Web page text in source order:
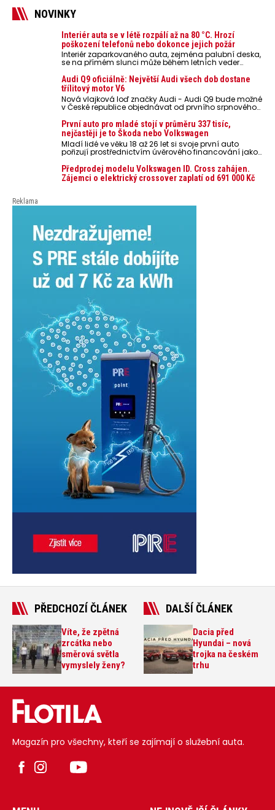
NOVINKY
Interiér auta se v létě rozpálí až na 80 °C. Hrozí
poškození telefonů nebo dokonce jejich požár
Interiér zaparkovaného auta, zejména palubní deska,
se na přímém slunci může během letních veder
nebezpečí pro odložené mobilní telefony, powerbanky
nebo notebooky. Můžou urychlit stárnutí baterií,
poškodit elektroniku a ve výjimečných případech i
zvýšit riziko požáru.
Audi Q9 oficiálně: Největší Audi všech dob dostane
třílitový motor V6
Nová vlajková loď značky Audi - Audi Q9 bude možné
v České republice objednávat od prvního srpnového
První auto pro mladé stojí v průměru 337 tisíc,
nejčastěji je to Škoda nebo Volkswagen
Mladí lidé ve věku 18 až 26 let si svoje první auto
pořizují prostřednictvím úvěrového financování jako
auto. Průměrná pořizovací cena vozu dosahuje 337
tisíc korun a průměrná financovaná částka
přesahuje 251 tisíc korun. Vyplývá to z dat Leasingu
Předprodej modelu Volkswagen ID. Cross zahájen.
Zájemci o elektrický crossover zaplatí od 691 000 Kč
Reklama
PŘEDCHOZÍ ČLÁNEK
Víte, že zpětná
zrcátka nebo
směrová světla
vymyslely ženy?
DALŠÍ ČLÁNEK
Dacia před
Hyundai – nová
trojka na českém
trhu
Magazín pro všechny, kteří se zajímají o služební auta.